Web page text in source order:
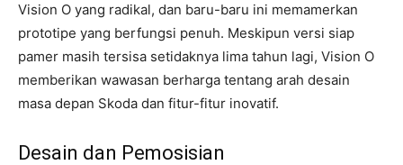
Vision O yang radikal, dan baru-baru ini memamerkan
prototipe yang berfungsi penuh. Meskipun versi siap
pamer masih tersisa setidaknya lima tahun lagi, Vision O
memberikan wawasan berharga tentang arah desain
masa depan Skoda dan fitur-fitur inovatif.
Desain dan Pemosisian